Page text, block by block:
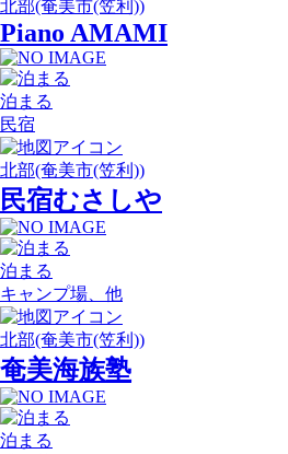
北部(奄美市(笠利))
Piano AMAMI
泊まる
民宿
北部(奄美市(笠利))
民宿むさしや
泊まる
キャンプ場、他
北部(奄美市(笠利))
奄美海族塾
泊まる